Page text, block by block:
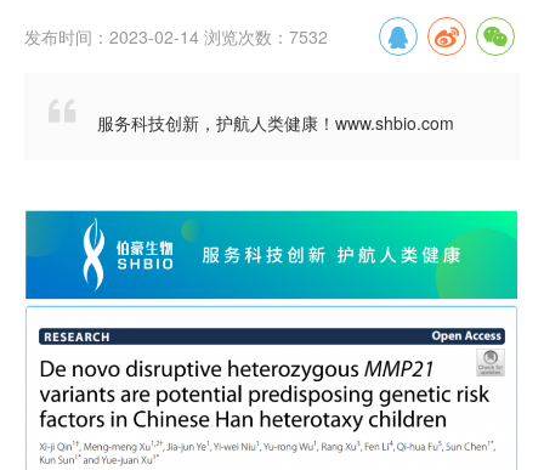
发布时间：2023-02-14 浏览次数：7532
 服务科技创新，护航人类健康！www.shbio.com